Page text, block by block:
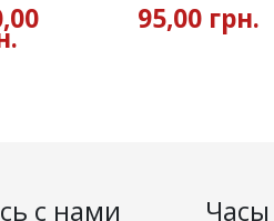
95,00 грн.
с нами